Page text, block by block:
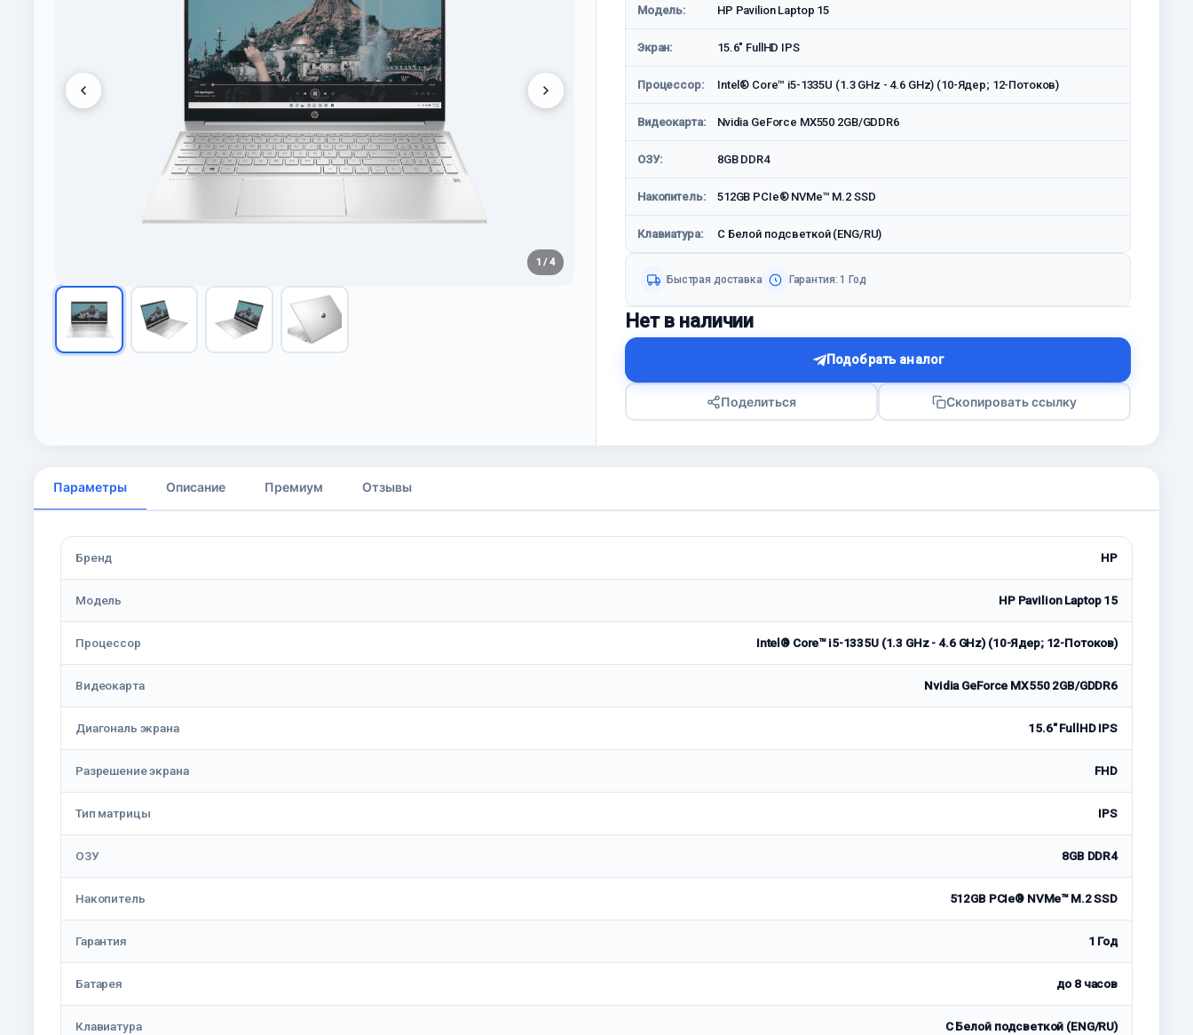
1 / 4
Модель: HP Pavilion Laptop 15
Экран: 15.6" FullHD IPS
Процессор: Intel® Core™ i5-1335U (1.3 GHz - 4.6 GHz) (10-Ядeр; 12-Потоков)
Видеокарта: Nvidia GeForce MX550 2GB/GDDR6
ОЗУ: 8GB DDR4
Накопитель: 512GB PCIe® NVMe™ M.2 SSD
Клавиатура: С Белой подсветкой (ENG/RU)
Быстрая доставка Гарантия: 1 Год
Нет в наличии
Подобрать аналог
Поделиться Скопировать ссылку
Параметры Описание Премиум Отзывы
Бренд HP
Модель HP Pavilion Laptop 15
Процессор Intel® Core™ i5-1335U (1.3 GHz - 4.6 GHz) (10-Ядeр; 12-Потоков)
Видеокарта Nvidia GeForce MX550 2GB/GDDR6
Диагональ экрана 15.6" FullHD IPS
Разрешение экрана FHD
Тип матрицы IPS
ОЗУ 8GB DDR4
Накопитель 512GB PCIe® NVMe™ M.2 SSD
Гарантия 1 Год
Батарея до 8 часов
Клавиатура С Белой подсветкой (ENG/RU)